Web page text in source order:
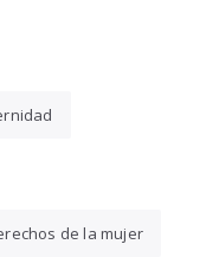
de la mujer